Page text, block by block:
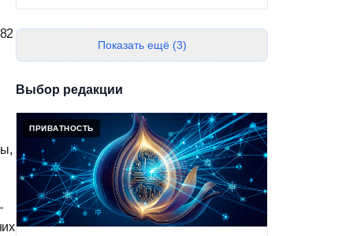
Показать ещё (3)
Выбор редакции
ПРИВАТНОСТЬ